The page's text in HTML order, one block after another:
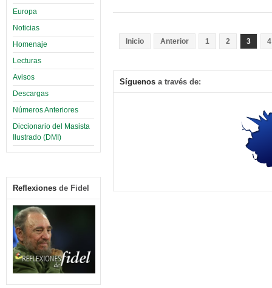
Europa
Noticias
Homenaje
Lecturas
Avisos
Descargas
Números Anteriores
Diccionario del Masista
Ilustrado (DMI)
Reflexiones de Fidel
Inicio Anterior 1 2 3 4
Síguenos a través de: